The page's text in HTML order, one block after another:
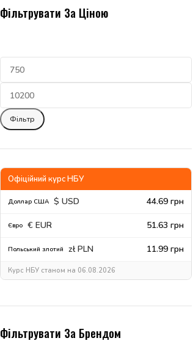
Фільтрувати За Ціною
Фільтр
Офіційний курс НБУ
Доллар США $ USD 44.69 грн
Євро € EUR 51.63 грн
Польський злотий zł PLN 11.99 грн
Курс НБУ станом на 06.08.2026
Фільтрувати За Брендом